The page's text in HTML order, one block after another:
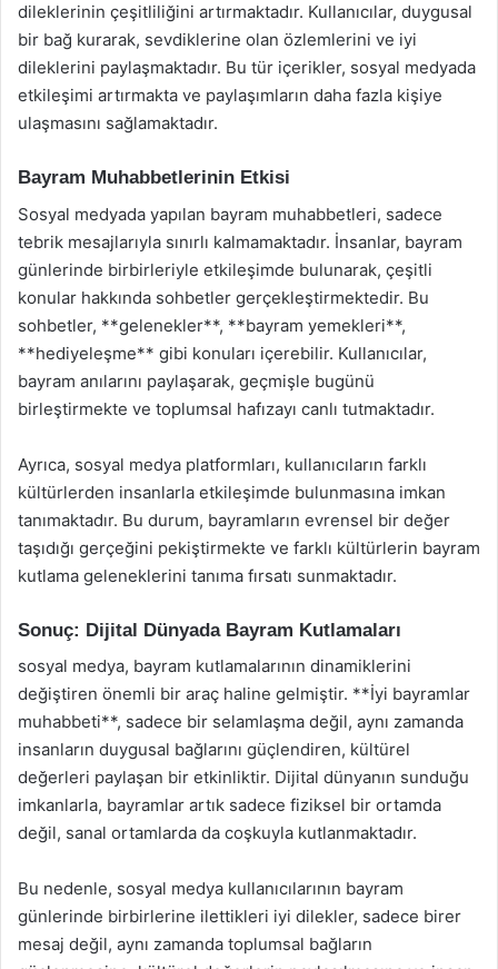
dileklerinin çeşitliliğini artırmaktadır. Kullanıcılar, duygusal
bir bağ kurarak, sevdiklerine olan özlemlerini ve iyi
dileklerini paylaşmaktadır. Bu tür içerikler, sosyal medyada
etkileşimi artırmakta ve paylaşımların daha fazla kişiye
ulaşmasını sağlamaktadır.
Bayram Muhabbetlerinin Etkisi
Sosyal medyada yapılan bayram muhabbetleri, sadece
tebrik mesajlarıyla sınırlı kalmamaktadır. İnsanlar, bayram
günlerinde birbirleriyle etkileşimde bulunarak, çeşitli
konular hakkında sohbetler gerçekleştirmektedir. Bu
sohbetler, **gelenekler**, **bayram yemekleri**,
**hediyeleşme** gibi konuları içerebilir. Kullanıcılar,
bayram anılarını paylaşarak, geçmişle bugünü
birleştirmekte ve toplumsal hafızayı canlı tutmaktadır.
Ayrıca, sosyal medya platformları, kullanıcıların farklı
kültürlerden insanlarla etkileşimde bulunmasına imkan
tanımaktadır. Bu durum, bayramların evrensel bir değer
taşıdığı gerçeğini pekiştirmekte ve farklı kültürlerin bayram
kutlama geleneklerini tanıma fırsatı sunmaktadır.
Sonuç: Dijital Dünyada Bayram Kutlamaları
sosyal medya, bayram kutlamalarının dinamiklerini
değiştiren önemli bir araç haline gelmiştir. **İyi bayramlar
muhabbeti**, sadece bir selamlaşma değil, aynı zamanda
insanların duygusal bağlarını güçlendiren, kültürel
değerleri paylaşan bir etkinliktir. Dijital dünyanın sunduğu
imkanlarla, bayramlar artık sadece fiziksel bir ortamda
değil, sanal ortamlarda da coşkuyla kutlanmaktadır.
Bu nedenle, sosyal medya kullanıcılarının bayram
günlerinde birbirlerine ilettikleri iyi dilekler, sadece birer
mesaj değil, aynı zamanda toplumsal bağların